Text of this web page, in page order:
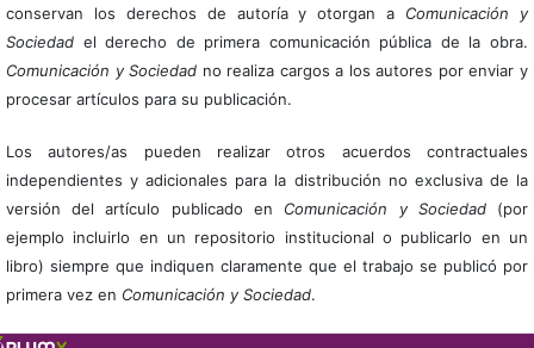
conservan los derechos de autoría y otorgan a Comunicación y
Sociedadel derecho de primera comunicación pública de la obra.
Comunicación y Sociedad no realiza cargos a los autores por enviar y
procesar artículos para su publicación.
Los autores/as pueden realizar otros acuerdos contractuales
independientes y adicionales para la distribución no exclusiva de la
versión del artículo publicado en Comunicación y Sociedad(por
ejemplo incluirlo en un repositorio institucional o publicarlo en un
libro) siempre que indiquen claramente que el trabajo se publicó por
primera vez en Comunicación y Sociedad.